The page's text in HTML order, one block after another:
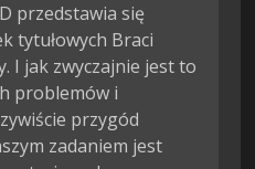
przedstawia się
tytułowych Braci
I jak zwyczajnie jest to
problemów i
przygód
zadaniem jest